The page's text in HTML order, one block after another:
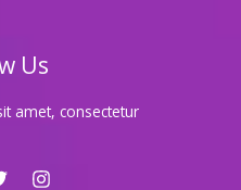
Us
amet, consectetur